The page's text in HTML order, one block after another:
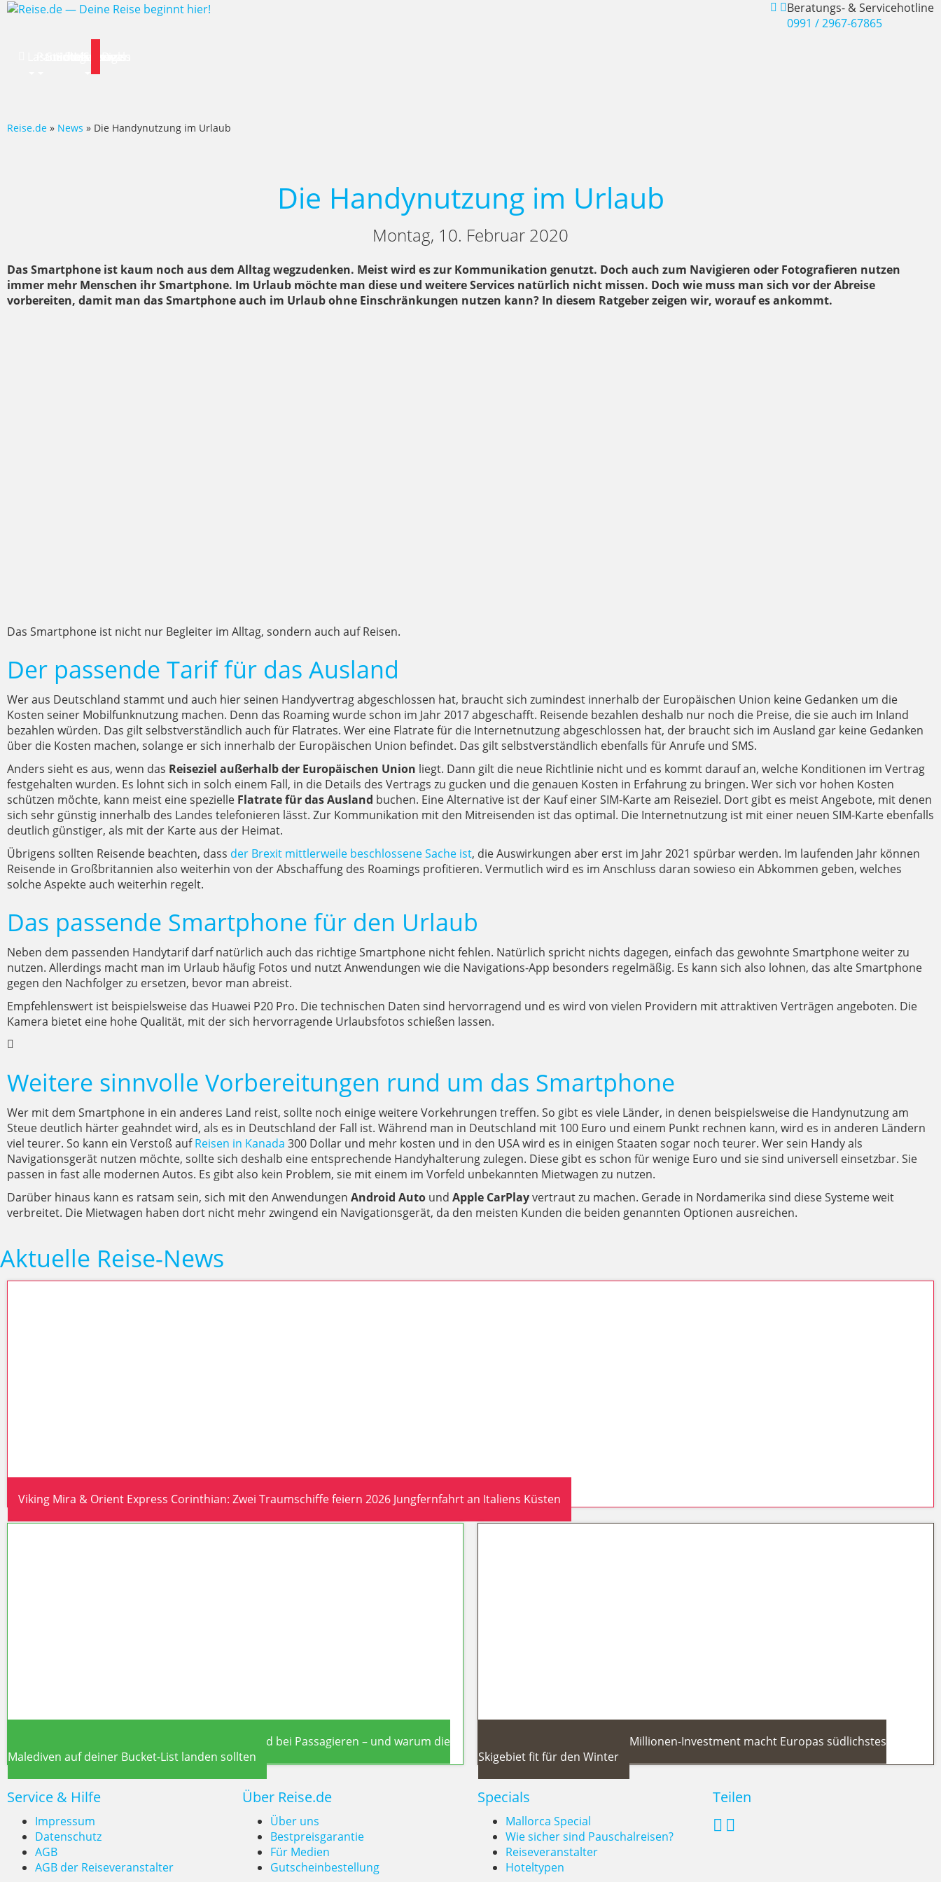
Beratungs- & Servicehotline
0991 / 2967-67865
Reise.de » News » Die Handynutzung im Urlaub
Die Handynutzung im Urlaub
Montag, 10. Februar 2020
Das Smartphone ist kaum noch aus dem Alltag wegzudenken. Meist wird es zur Kommunikation genutzt. Doch auch zum Navigieren oder Fotografieren nutzen
immer mehr Menschen ihr Smartphone. Im Urlaub möchte man diese und weitere Services natürlich nicht missen. Doch wie muss man sich vor der Abreise
vorbereiten, damit man das Smartphone auch im Urlaub ohne Einschränkungen nutzen kann? In diesem Ratgeber zeigen wir, worauf es ankommt.
Das Smartphone ist nicht nur Begleiter im Alltag, sondern auch auf Reisen.
Der passende Tarif für das Ausland
Wer aus Deutschland stammt und auch hier seinen Handyvertrag abgeschlossen hat, braucht sich zumindest innerhalb der Europäischen Union keine Gedanken um die
Kosten seiner Mobilfunknutzung machen. Denn das Roaming wurde schon im Jahr 2017 abgeschafft. Reisende bezahlen deshalb nur noch die Preise, die sie auch im Inland
bezahlen würden. Das gilt selbstverständlich auch für Flatrates. Wer eine Flatrate für die Internetnutzung abgeschlossen hat, der braucht sich im Ausland gar keine Gedanken
über die Kosten machen, solange er sich innerhalb der Europäischen Union befindet. Das gilt selbstverständlich ebenfalls für Anrufe und SMS.
Anders sieht es aus, wenn das Reiseziel außerhalb der Europäischen Union liegt. Dann gilt die neue Richtlinie nicht und es kommt darauf an, welche Konditionen im Vertrag
festgehalten wurden. Es lohnt sich in solch einem Fall, in die Details des Vertrags zu gucken und die genauen Kosten in Erfahrung zu bringen. Wer sich vor hohen Kosten
schützen möchte, kann meist eine spezielle Flatrate für das Ausland buchen. Eine Alternative ist der Kauf einer SIM-Karte am Reiseziel. Dort gibt es meist Angebote, mit denen
sich sehr günstig innerhalb des Landes telefonieren lässt. Zur Kommunikation mit den Mitreisenden ist das optimal. Die Internetnutzung ist mit einer neuen SIM-Karte ebenfalls
deutlich günstiger, als mit der Karte aus der Heimat.
Übrigens sollten Reisende beachten, dass der Brexit mittlerweile beschlossene Sache ist, die Auswirkungen aber erst im Jahr 2021 spürbar werden. Im laufenden Jahr können
Reisende in Großbritannien also weiterhin von der Abschaffung des Roamings profitieren. Vermutlich wird es im Anschluss daran sowieso ein Abkommen geben, welches
solche Aspekte auch weiterhin regelt.
Das passende Smartphone für den Urlaub
Neben dem passenden Handytarif darf natürlich auch das richtige Smartphone nicht fehlen. Natürlich spricht nichts dagegen, einfach das gewohnte Smartphone weiter zu
nutzen. Allerdings macht man im Urlaub häufig Fotos und nutzt Anwendungen wie die Navigations-App besonders regelmäßig. Es kann sich also lohnen, das alte Smartphone
gegen den Nachfolger zu ersetzen, bevor man abreist.
Empfehlenswert ist beispielsweise das Huawei P20 Pro. Die technischen Daten sind hervorragend und es wird von vielen Providern mit attraktiven Verträgen angeboten. Die
Kamera bietet eine hohe Qualität, mit der sich hervorragende Urlaubsfotos schießen lassen.
Weitere sinnvolle Vorbereitungen rund um das Smartphone
Wer mit dem Smartphone in ein anderes Land reist, sollte noch einige weitere Vorkehrungen treffen. So gibt es viele Länder, in denen beispielsweise die Handynutzung am
Steue deutlich härter geahndet wird, als es in Deutschland der Fall ist. Während man in Deutschland mit 100 Euro und einem Punkt rechnen kann, wird es in anderen Ländern
viel teurer. So kann ein Verstoß aufReisen in Kanada 300 Dollar und mehr kosten und in den USA wird es in einigen Staaten sogar noch teurer. Wer sein Handy als
Navigationsgerät nutzen möchte, sollte sich deshalb eine entsprechende Handyhalterung zulegen. Diese gibt es schon für wenige Euro und sie sind universell einsetzbar. Sie
passen in fast alle modernen Autos. Es gibt also kein Problem, sie mit einem im Vorfeld unbekannten Mietwagen zu nutzen.
Darüber hinaus kann es ratsam sein, sich mit den Anwendungen Android Auto und Apple CarPlayvertraut zu machen. Gerade in Nordamerika sind diese Systeme weit
verbreitet. Die Mietwagen haben dort nicht mehr zwingend ein Navigationsgerät, da den meisten Kunden die beiden genannten Optionen ausreichen.
Aktuelle Reise-News
Viking Mira & Orient Express Corinthian: Zwei Traumschiffe feiern 2026 Jungfernfahrt an Italiens Küsten
Kreuzfahrt-Boom 2026: CLIA-Report zeigt
Kreuzfahrt-Boom 2026: CLIA-Report zeigt Rekord bei Passagieren – und warum die
Malediven auf deiner Bucket-List landen sollten
Sierra Nevada 2026/27: 17-Millionen-
Sierra Nevada 2026/27: 17-Millionen-Investment macht Europas südlichstes
Skigebiet fit für den Winter
Service & Hilfe
Impressum
Datenschutz
AGB
AGB der Reiseveranstalter
Über Reise.de
Über uns
Bestpreisgarantie
Für Medien
Gutscheinbestellung
Specials
Mallorca Special
Wie sicher sind Pauschalreisen?
Reiseveranstalter
Hoteltypen
Teilen